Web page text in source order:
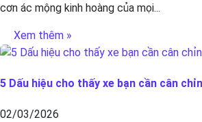
cơn ác mộng kinh hoàng của mọi...
Xem thêm »
5 Dấu hiệu cho thấy xe bạn cần cân
02/03/2026